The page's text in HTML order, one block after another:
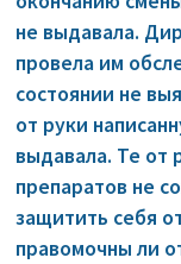
не выдавала.
провела им
состоянии не
от руки
выдавала. Те от
препаратов не
защитить себя
правомочны ли